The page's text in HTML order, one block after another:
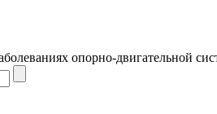
опорно-двигательной